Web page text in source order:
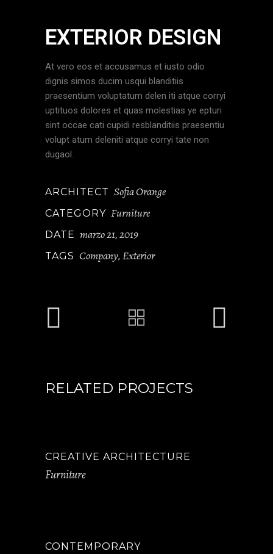
EXTERIOR DESIGN
At vero eos et accusamus et iusto odio
dignis simos ducim usqui blanditiis
praesentium voluptatum delen iti atque corryi
uptituos dolores et quas molestias ye epturi
sint occae cati cupidi resblanditiis praesentiu
volupt atum deleniti atque corryi tate non
dugaol.
ARCHITECT Sofia Orange
CATEGORY Furniture
DATE marzo 21, 2019
TAGS Company, Exterior
RELATED PROJECTS
CREATIVE ARCHITECTURE
Furniture
CONTEMPORARY